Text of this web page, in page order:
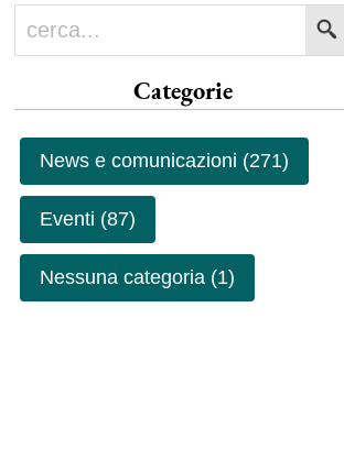
Categorie
News e comunicazioni (271)
Eventi (87)
Nessuna categoria (1)